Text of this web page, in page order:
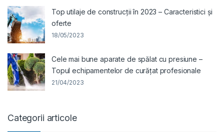
Top utilaje de construcții în 2023 – Caracteristici și
oferte
18/05/2023
Cele mai bune aparate de spălat cu presiune –
Topul echipamentelor de curățat profesionale
21/04/2023
Categorii articole